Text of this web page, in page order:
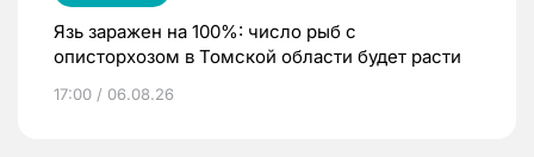
Язь заражен на 100%: число рыб с
описторхозом в Томской области будет расти
17:00 / 06.08.26